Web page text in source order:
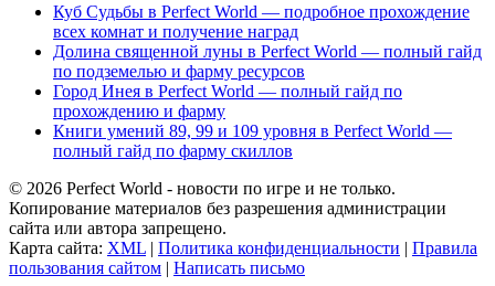
Куб Судьбы в Perfect World — подробное прохождение
всех комнат и получение наград
Долина священной луны в Perfect World — полный гайд
по подземелью и фарму ресурсов
Город Инея в Perfect World — полный гайд по
прохождению и фарму
Книги умений 89, 99 и 109 уровня в Perfect World —
полный гайд по фарму скиллов
© 2026 Perfect World - новости по игре и не только.
Копирование материалов без разрешения администрации
сайта или автора запрещено.
Карта сайта: XML | Политика конфиденциальности | Правила
пользования сайтом | Написать письмо